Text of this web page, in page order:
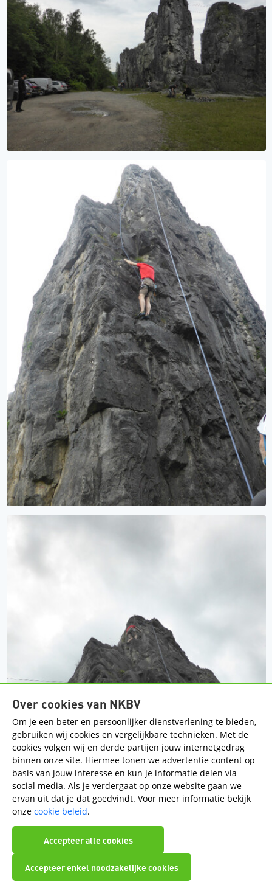
Over cookies van NKBV
Om je een beter en persoonlijker dienstverlening te bieden,
gebruiken wij cookies en vergelijkbare technieken. Met de
cookies volgen wij en derde partijen jouw internetgedrag
binnen onze site. Hiermee tonen we advertentie content op
basis van jouw interesse en kun je informatie delen via
social media. Als je verdergaat op onze website gaan we
ervan uit dat je dat goedvindt. Voor meer informatie bekijk
onze cookie beleid.
Accepteer alle cookies
Accepteer enkel noodzakelijke cookies